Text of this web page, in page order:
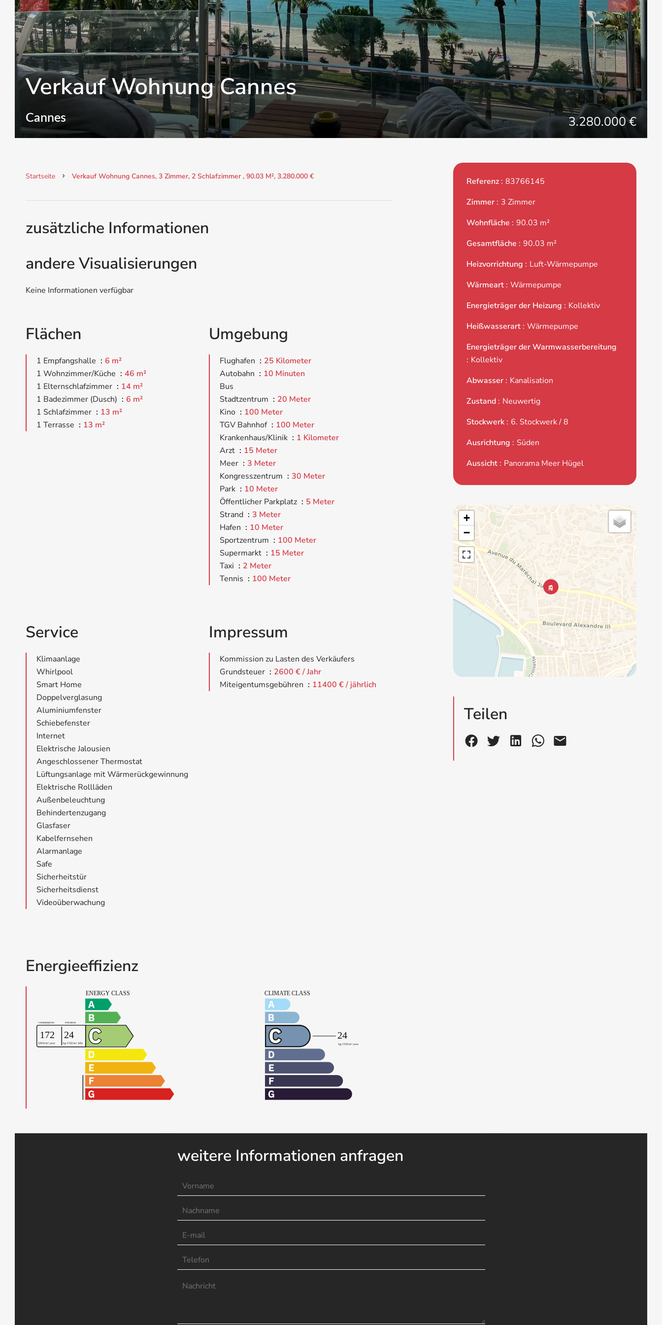
Verkauf Wohnung Cannes
Cannes 3.280.000 €
Startseite Verkauf Wohnung Cannes, 3 Zimmer, 2 Schlafzimmer , 90.03 M², 3.280.000 €
zusätzliche Informationen
andere Visualisierungen
Keine Informationen verfügbar
Flächen
1 Empfangshalle
6 m²
1 Wohnzimmer/Küche
46 m²
1 Elternschlafzimmer
14 m²
1 Badezimmer (Dusch)
6 m²
1 Schlafzimmer
13 m²
1 Terrasse
13 m²
Umgebung
Flughafen
25 Kilometer
Autobahn
10 Minuten
Bus
Stadtzentrum
20 Meter
Kino
100 Meter
TGV Bahnhof
100 Meter
Krankenhaus/Klinik
1 Kilometer
Arzt
15 Meter
Meer
3 Meter
Kongresszentrum
30 Meter
Park
10 Meter
Öffentlicher Parkplatz
5 Meter
Strand
3 Meter
Hafen
10 Meter
Sportzentrum
100 Meter
Supermarkt
15 Meter
Taxi
2 Meter
Tennis
100 Meter
Service
Klimaanlage
Whirlpool
Smart Home
Doppelverglasung
Aluminiumfenster
Schiebefenster
Internet
Elektrische Jalousien
Angeschlossener Thermostat
Lüftungsanlage mit Wärmerückgewinnung
Elektrische Rollläden
Außenbeleuchtung
Behindertenzugang
Glasfaser
Kabelfernsehen
Alarmanlage
Safe
Sicherheitstür
Sicherheitsdienst
Videoüberwachung
Impressum
Kommission zu Lasten des Verkäufers
Grundsteuer
2600 € / Jahr
Miteigentumsgebühren
11400 € / jährlich
Energieeffizienz
Referenz 83766145
Zimmer
3 Zimmer
Wohnfläche
90.03 m²
Gesamtfläche
90.03 m²
Heizvorrichtung
Luft-Wärmepumpe
Wärmeart Wärmepumpe
Energieträger der Heizung
Kollektiv
Heißwasserart Wärmepumpe
Energieträger der Warmwasserbereitung
Kollektiv
Abwasser
Kanalisation
Zustand
Neuwertig
Stockwerk
6. Stockwerk / 8
Ausrichtung
Süden
Aussicht
Panorama Meer Hügel
+
−
Teilen
weitere Informationen anfragen